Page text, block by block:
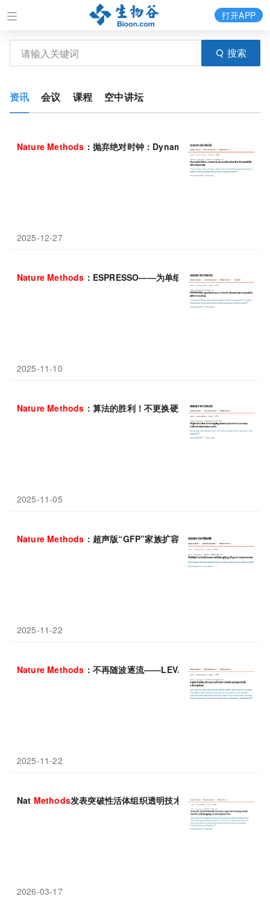
搜索
打开APP
资讯 会议 课程 空中讲坛
Nature Methods ：抛弃绝对时钟：DynamicAtlas如何利用“形
2025-12-27
Nature Methods ：ESPRESSO——为单细胞组学注入时空维度
2025-11-10
Nature Methods ：算法的胜利！不更换硬件，将成像质谱流式
2025-11-05
Nature Methods ：超声版“GFP”家族扩容——告别“单色”超声，
2025-11-22
Nature Methods ：不再随波逐流——LEVA技术用光“画”出的细
2025-11-22
Nat Methods发表突破性活体组织透明技术
2026-03-17